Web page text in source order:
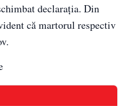
declaraţia. Din
că martorul respectiv